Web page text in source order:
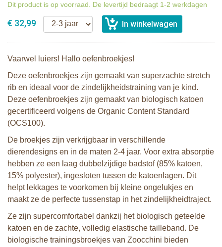
Dit product is op voorraad. De levertijd bedraagt 1-2 werkdagen
€ 32,99
Vaarwel luiers! Hallo oefenbroekjes!
Deze oefenbroekjes zijn gemaakt van superzachte stretch
rib en ideaal voor de zindelijkheidstraining van je kind.
Deze oefenbroekjes zijn gemaakt van biologisch katoen
gecertificeerd volgens de Organic Content Standard
(OCS100).
De broekjes zijn verkrijgbaar in verschillende
dierendesigns en in de maten 2-4 jaar. Voor extra absorptie
hebben ze een laag dubbelzijdige badstof (85% katoen,
15% polyester), ingesloten tussen de katoenlagen. Dit
helpt lekkages te voorkomen bij kleine ongelukjes en
maakt ze de perfecte tussenstap in het zindelijkheidtraject.
Ze zijn supercomfortabel dankzij het biologisch geteelde
katoen en de zachte, volledig elastische tailleband. De
biologische trainingsbroekjes van Zoocchini bieden